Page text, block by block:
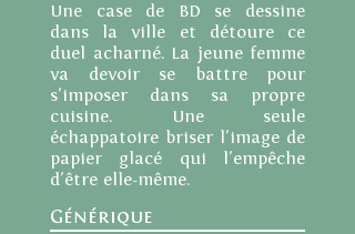
Une case de BD se dessine
dans la ville et détoure ce
duel acharné. La jeune femme
va devoir se battre pour
s'imposer dans sa propre
cuisine. Une seule
échappatoire briser l'image de
papier glacé qui l'empêche
d'être elle-même.
Générique